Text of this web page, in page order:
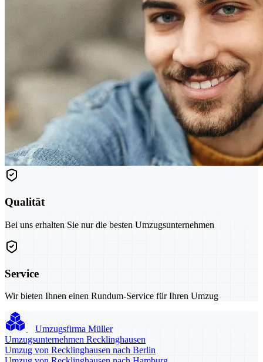
Qualität
Bei uns erhalten Sie nur die besten Umzugsunternehmen
Service
Wir bieten Ihnen einen Rundum-Service für Ihren Umzug
Umzugsfirma Müller
Umzugsunternehmen Recklinghausen
Umzug von Recklinghausen nach Berlin